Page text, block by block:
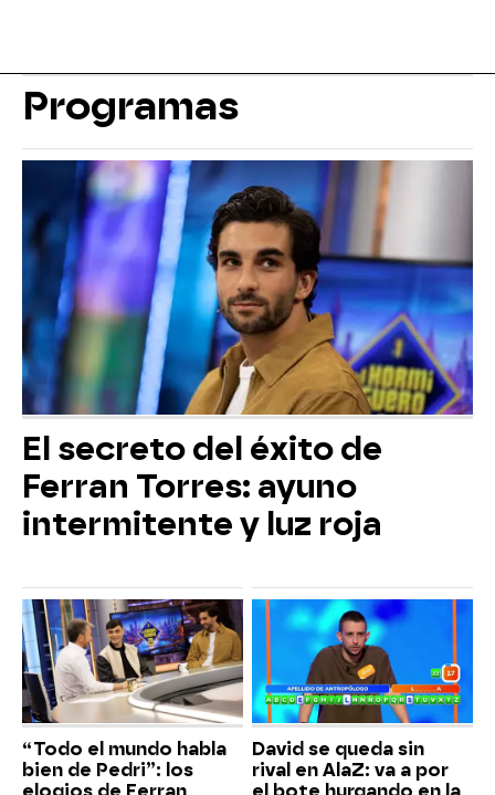
Programas
El secreto del éxito de
Ferran Torres: ayuno
intermitente y luz roja
“Todo el mundo habla
bien de Pedri”: los
David se queda sin
rival en AlaZ: va a por